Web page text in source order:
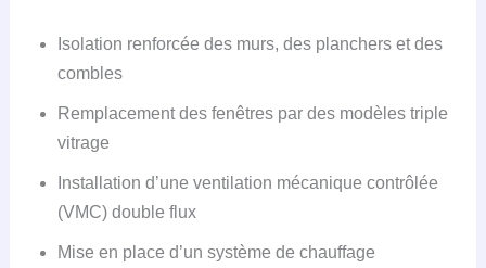
Isolation renforcée des murs, des planchers et des
combles
Remplacement des fenêtres par des modèles triple
vitrage
Installation d’une ventilation mécanique contrôlée
(VMC) double flux
Mise en place d’un système de chauffage